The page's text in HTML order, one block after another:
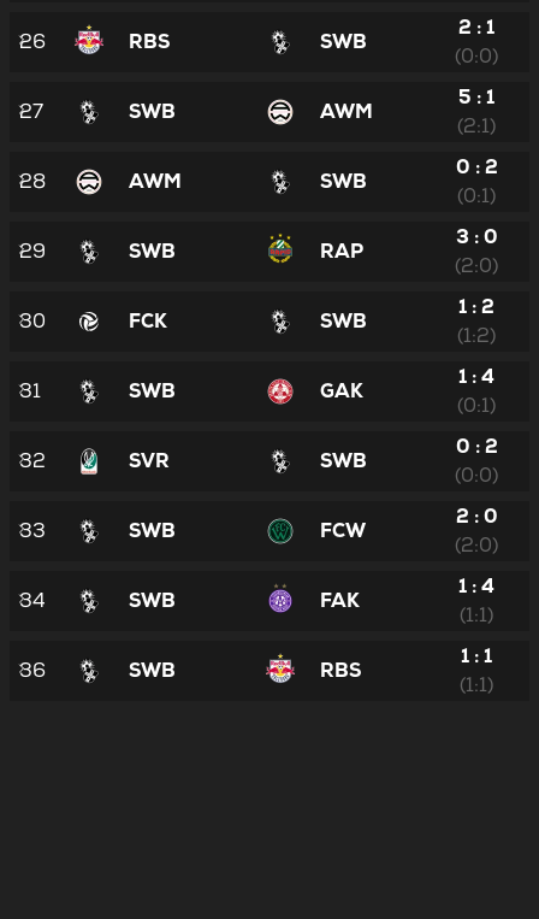
26 RBS SWB
2 : 1
(0:0)
27 SWB AWM
5 : 1
(2:1)
28 AWM SWB
0 : 2
(0:1)
29 SWB RAP
3 : 0
(2:0)
30 FCK SWB
1 : 2
(1:2)
31 SWB GAK
1 : 4
(0:1)
32 SVR SWB
0 : 2
(0:0)
33 SWB FCW
2 : 0
(2:0)
34 SWB FAK
1 : 4
(1:1)
36 SWB RBS
1 : 1
(1:1)